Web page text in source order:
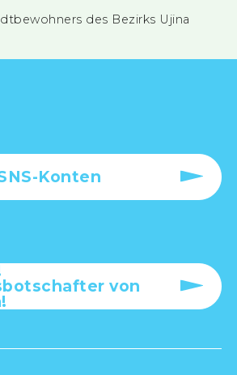
des Bezirks Ujina
Konten
von